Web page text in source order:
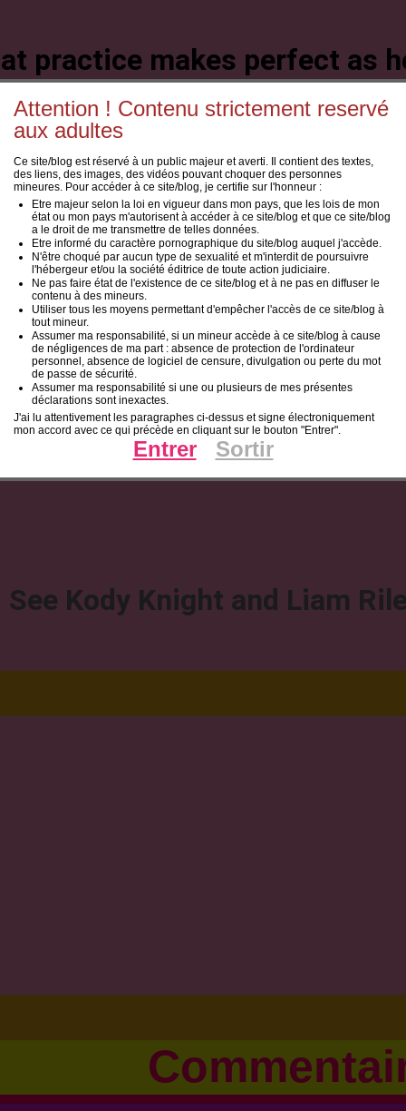
practice makes perfect as
all over the country club.
See Kody Knight and Liam
Attention ! Contenu strictement reservé
aux adultes
Ce site/blog est réservé à un public majeur et averti. Il contient des textes,
des liens, des images, des vidéos pouvant choquer des personnes
mineures. Pour accéder à ce site/blog, je certifie sur l'honneur :
Etre majeur selon la loi en vigueur dans mon pays, que les lois de mon
état ou mon pays m'autorisent à accéder à ce site/blog et que ce site/blog
a le droit de me transmettre de telles données.
Etre informé du caractère pornographique du site/blog auquel j'accède.
N'être choqué par aucun type de sexualité et m'interdit de poursuivre
l'hébergeur et/ou la société éditrice de toute action judiciaire.
Ne pas faire état de l'existence de ce site/blog et à ne pas en diffuser le
contenu à des mineurs.
Utiliser tous les moyens permettant d'empêcher l'accès de ce site/blog à
tout mineur.
Assumer ma responsabilité, si un mineur accède à ce site/blog à cause
de négligences de ma part : absence de protection de l'ordinateur
personnel, absence de logiciel de censure, divulgation ou perte du mot
de passe de sécurité.
Assumer ma responsabilité si une ou plusieurs de mes présentes
déclarations sont inexactes.
J'ai lu attentivement les paragraphes ci-dessus et signe électroniquement
mon accord avec ce qui précède en cliquant sur le bouton "Entrer".
Entrer Sortir